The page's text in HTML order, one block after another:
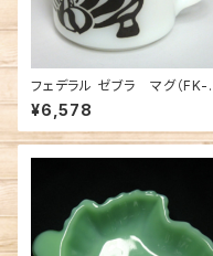
フェデラル ゼブラ マグ（FK-
506）
¥6,578